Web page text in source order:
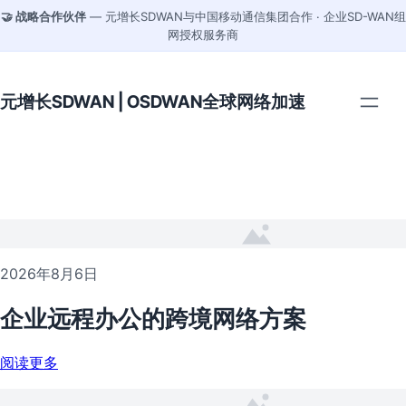
🤝 战略合作伙伴— 元增长SDWAN与中国移动通信集团合作 · 企业SD-WAN组
网授权服务商
元增长SDWAN | OSDWAN全球网络加速
2026年8月6日
企业远程办公的跨境网络方案
阅读更多